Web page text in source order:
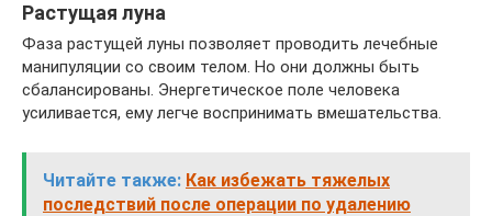
Растущая луна
Фаза растущей луны позволяет проводить лечебные
манипуляции со своим телом. Но они должны быть
сбалансированы. Энергетическое поле человека
усиливается, ему легче воспринимать вмешательства.
Читайте также: Как избежать тяжелых
последствий после операции по удалению